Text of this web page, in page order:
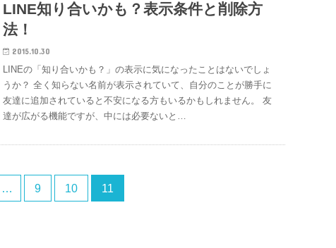
LINE知り合いかも？表示条件と削除方
法！
2015.10.30
LINEの「知り合いかも？」の表示に気になったことはないでしょ
うか？ 全く知らない名前が表示されていて、自分のことが勝手に
友達に追加されていると不安になる方もいるかもしれません。 友
達が広がる機能ですが、中には必要ないと…
… 9 10 11